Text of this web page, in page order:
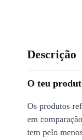
Descrição
O teu
Os produtos
em
tem pelo